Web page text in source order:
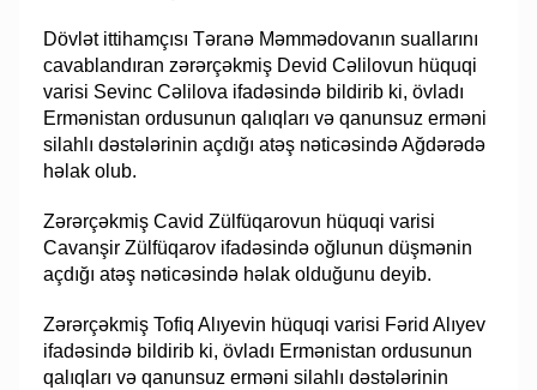
Dövlət ittihamçısı Təranə Məmmədovanın suallarını
cavablandıran zərərçəkmiş Devid Cəlilovun hüquqi
varisi Sevinc Cəlilova ifadəsində bildirib ki, övladı
Ermənistan ordusunun qalıqları və qanunsuz erməni
silahlı dəstələrinin açdığı atəş nəticəsində Ağdərədə
həlak olub.
Zərərçəkmiş Cavid Zülfüqarovun hüquqi varisi
Cavanşir Zülfüqarov ifadəsində oğlunun düşmənin
açdığı atəş nəticəsində həlak olduğunu deyib.
Zərərçəkmiş Tofiq Alıyevin hüquqi varisi Fərid Alıyev
ifadəsində bildirib ki, övladı Ermənistan ordusunun
qalıqları və qanunsuz erməni silahlı dəstələrinin